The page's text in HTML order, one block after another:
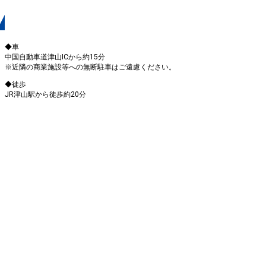
◆車
中国自動車道津山ICから約15分
※近隣の商業施設等への無断駐車はご遠慮ください。
◆徒歩
JR津山駅から徒歩約20分